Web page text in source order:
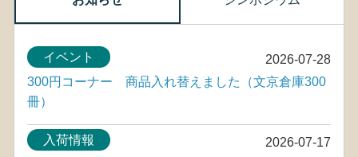
2026-07-28
イベント
300円コーナー 商品入れ替えました（文京倉庫300
冊）
2026-07-17
入荷情報